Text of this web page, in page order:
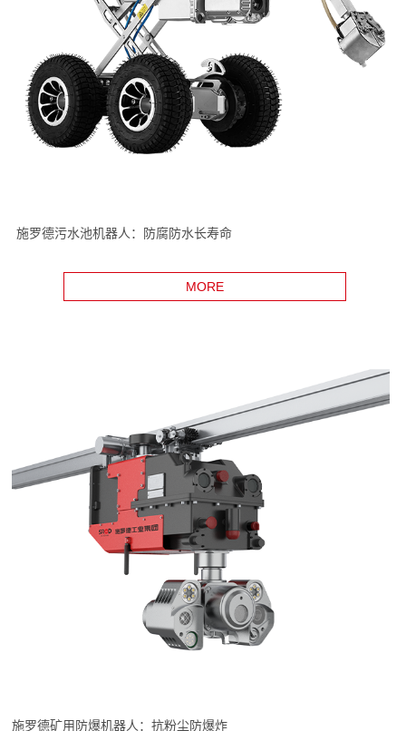
施罗德污水池机器人：防腐防水长寿命
MORE
施罗德矿用防爆机器人：抗粉尘防爆炸